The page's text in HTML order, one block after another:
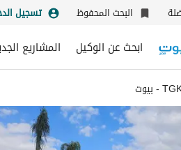
البحث المحفوظ تسجيل
ابحث عن الوكيل المشاريع